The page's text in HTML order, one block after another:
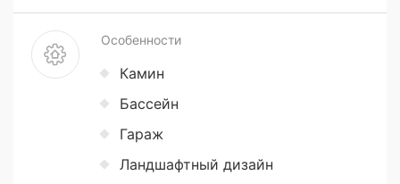
Особенности
Камин
Бассейн
Гараж
Ландшафтный дизайн